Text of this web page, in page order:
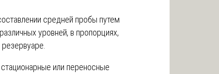
средней пробы путем
уровней, в пропорциях,
или переносные